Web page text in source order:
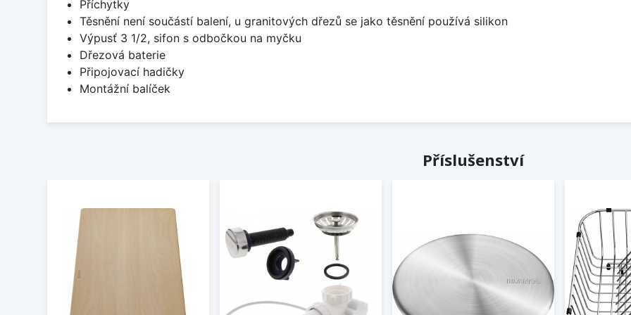
Příchytky
Těsnění není součástí balení, u granitových dřezů se jako těsnění používá silikon
Výpusť 3 1/2, sifon s odbočkou na myčku
Dřezová baterie
Připojovací hadičky
Montážní balíček
Příslušenství